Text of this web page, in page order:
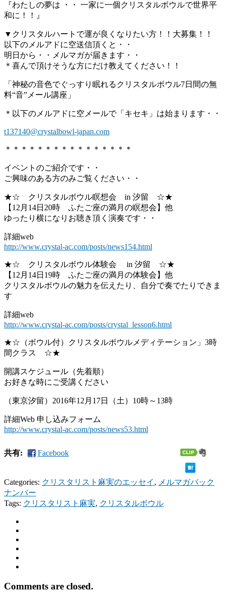
『わたしの夢は ・・ 一家に一個クリスタルボウルで世界平
和に！！』
▼クリスタルハートで運が良くなりたい方！！大募集！！
以下のメルアドに空送信頂くと・・
明日から・・メルマガが届きます・・
＊喜んで頂けそうな方にだけ教えてください！！
「神秘の音色でぐっすり眠れるクリスタルボウル7日間の無
料“音”メール講座」
＊以下のメルアドに空メールで「キセキ」は始まります・・
t137140@crystalbowl-japan.com
＊＊＊＊＊＊＊＊＊＊＊＊＊＊＊＊
イベントのご紹介です・・
ご興味のある方のみご覧ください・・
★☆ クリスタルボウル瞑想会 in 汐留 ☆★
【12月14日20時 ふたご座の満月の瞑想会】他
ゆったり横になりお聴き頂く演奏です・・
詳細web
http://www.crystal-ac.com/posts/news154.html
★☆ クリスタルボウル体験会 in 汐留 ☆★
【12月14日19時 ふたご座の満月の体験会】他
クリスタルボウルの魅力を伝えたり、自分で奏でたりできま
す
詳細web
http://www.crystal-ac.com/posts/crystal_lesson6.html
★☆（ボウル付）クリスタルボウルメディテーション」3時
間クラス ☆★
開講スケジュール（先着順）
お好きな時にご受講ください
（東京汐留）2016年12月17日（土）10時～13時
詳細Web 申し込みフォーム
http://www.crystal-ac.com/posts/news53.html
共有: Facebook
Categories: クリスタリスト麻実のエッセイ , メルマガバック
ナンバー
Tags: クリスタリスト麻実, クリスタルボウル
Comments are closed.